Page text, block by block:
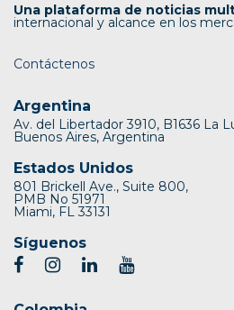
Una plataforma de noticias
internacional y alcance en los
Contáctenos
Argentina
Av. del Libertador 3910, B1636 La
Buenos Aires, Argentina
Estados Unidos
801 Brickell Ave., Suite 800,
PMB No 51971
Miami, FL 33131
Síguenos